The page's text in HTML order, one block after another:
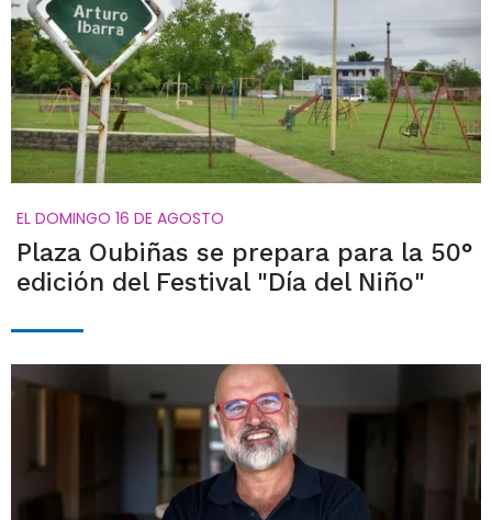
EL DOMINGO 16 DE AGOSTO
Plaza Oubiñas se prepara para la 50°
edición del Festival "Día del Niño"